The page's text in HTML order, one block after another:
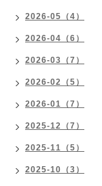
2026-05（4）
2026-04（6）
2026-03（7）
2026-02（5）
2026-01（7）
2025-12（7）
2025-11（5）
2025-10（3）